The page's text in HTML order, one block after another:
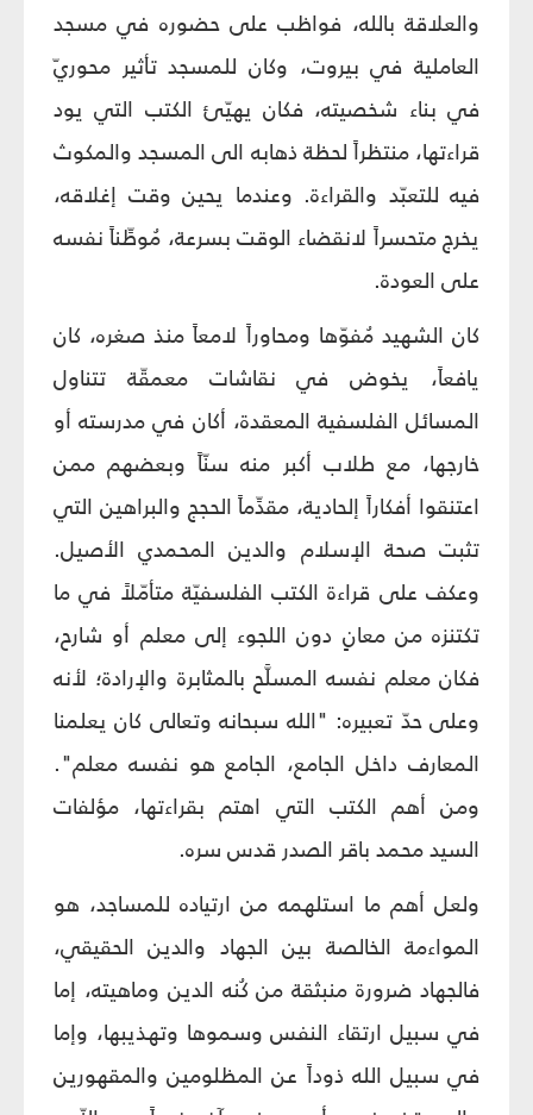
والعلاقة بالله، فواظب على حضوره في مسجد
العاملية في بيروت، وكان للمسجد تأثير محوريّ
في بناء شخصيته، فكان يهيّئ الكتب التي يود
قراءتها، منتظراً لحظة ذهابه الى المسجد والمكوث
فيه للتعبّد والقراءة. وعندما يحين وقت إغلاقه،
يخرج متحسراً لانقضاء الوقت بسرعة، مُوطِّناً نفسه
على العودة.
كان الشهيد مُفوّها ومحاوراً لامعاً منذ صغره، كان
يافعاً، يخوض في نقاشات معمقّة تتناول
المسائل الفلسفية المعقدة، أكان في مدرسته أو
خارجها، مع طلاب أكبر منه سنّاً وبعضهم ممن
اعتنقوا أفكاراً إلحادية، مقدِّماً الحجج والبراهين التي
تثبت صحة الإسلام والدين المحمدي الأصيل.
وعكف على قراءة الكتب الفلسفيّة متأمّلاً في ما
تكتنزه من معانٍ دون اللجوء إلى معلم أو شارح،
فكان معلم نفسه المسلَّح بالمثابرة والإرادة؛ لأنه
وعلى حدّ تعبيره: "الله سبحانه وتعالى كان يعلمنا
المعارف داخل الجامع، الجامع هو نفسه معلم".
ومن أهم الكتب التي اهتم بقراءتها، مؤلفات
السيد محمد باقر الصدر قدس سره.
ولعل أهم ما استلهمه من ارتياده للمساجد، هو
المواءمة الخالصة بين الجهاد والدين الحقيقي،
فالجهاد ضرورة منبثقة من كُنه الدين وماهيته، إما
في سبيل ارتقاء النفس وسموها وتهذيبها، وإما
في سبيل الله ذوداً عن المظلومين والمقهورين